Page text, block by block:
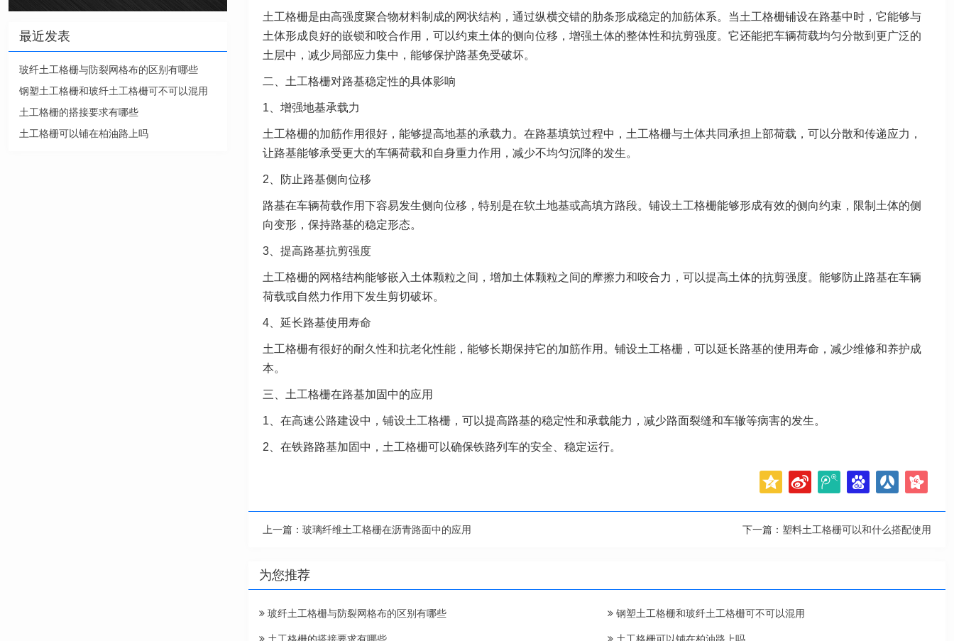
土工格栅是由高强度聚合物材料制成的网状结构，通过纵横交错的肋条形成稳定的加筋体系。当土工格栅铺设在路基中时，它能够与
土体形成良好的嵌锁和咬合作用，可以约束土体的侧向位移，增强土体的整体性和抗剪强度。它还能把车辆荷载均匀分散到更广泛的
土层中，减少局部应力集中，能够保护路基免受破坏。
二、土工格栅对路基稳定性的具体影响
1、增强地基承载力
土工格栅的加筋作用很好，能够提高地基的承载力。在路基填筑过程中，土工格栅与土体共同承担上部荷载，可以分散和传递应力，
让路基能够承受更大的车辆荷载和自身重力作用，减少不均匀沉降的发生。
2、防止路基侧向位移
路基在车辆荷载作用下容易发生侧向位移，特别是在软土地基或高填方路段。铺设土工格栅能够形成有效的侧向约束，限制土体的侧
向变形，保持路基的稳定形态。
3、提高路基抗剪强度
土工格栅的网格结构能够嵌入土体颗粒之间，增加土体颗粒之间的摩擦力和咬合力，可以提高土体的抗剪强度。能够防止路基在车辆
荷载或自然力作用下发生剪切破坏。
4、延长路基使用寿命
土工格栅有很好的耐久性和抗老化性能，能够长期保持它的加筋作用。铺设土工格栅，可以延长路基的使用寿命，减少维修和养护成
本。
三、土工格栅在路基加固中的应用
1、在高速公路建设中，铺设土工格栅，可以提高路基的稳定性和承载能力，减少路面裂缝和车辙等病害的发生。
2、在铁路路基加固中，土工格栅可以确保铁路列车的安全、稳定运行。
上一篇： 玻璃纤维土工格栅在沥青路面中的应用 下一篇： 塑料土工格栅可以和什么搭配使用
为您推荐
玻纤土工格栅与防裂网格布的区别有哪些 钢塑土工格栅和玻纤土工格栅可不可以混用
最近发表
玻纤土工格栅与防裂网格布的区别有哪些
钢塑土工格栅和玻纤土工格栅可不可以混用
土工格栅的搭接要求有哪些
土工格栅可以铺在柏油路上吗